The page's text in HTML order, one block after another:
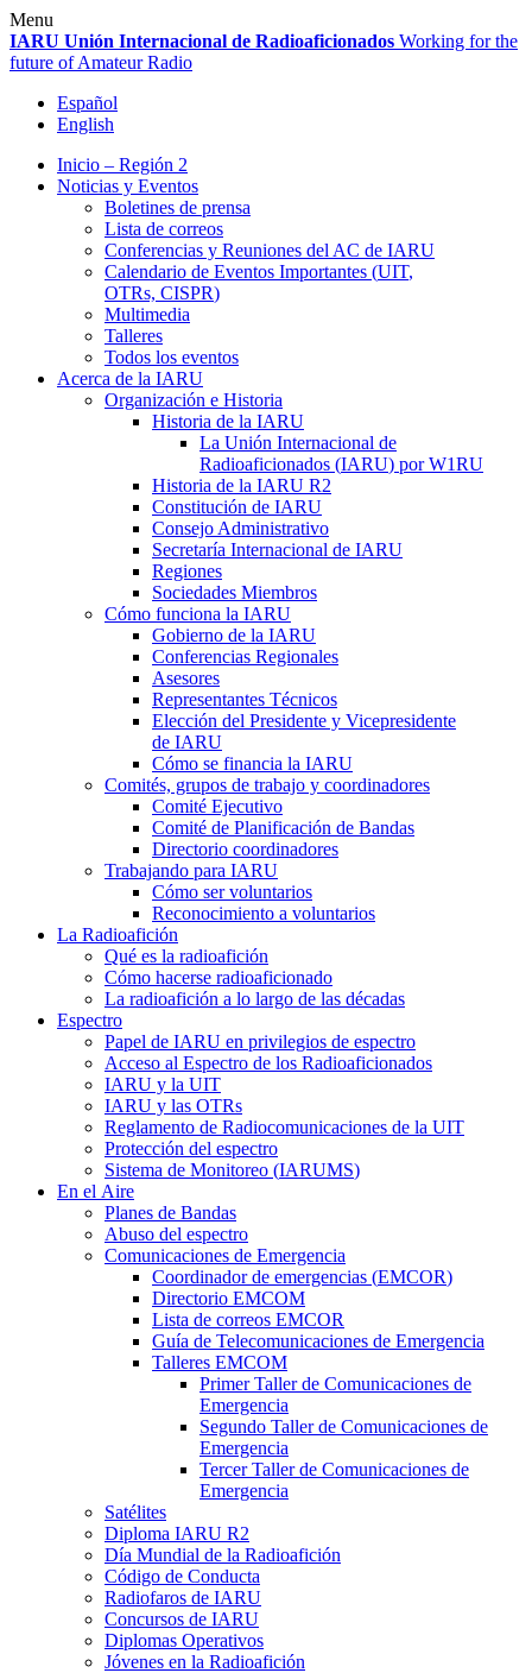
Skip
to
content
Menu
IARU Unión Internacional de Radioaficionados Working for the
future of Amateur Radio
Español
English
Inicio – Región 2
Noticias y Eventos
Boletines de prensa
Lista de correos
Conferencias y Reuniones del AC de IARU
Calendario de Eventos Importantes (UIT,
OTRs, CISPR)
Multimedia
Talleres
Todos los eventos
Acerca de la IARU
Organización e Historia
Historia de la IARU
La Unión Internacional de
Radioaficionados (IARU) porW1RU
Historia de la IARU R2
Constitución de IARU
Consejo Administrativo
Secretaría Internacional de IARU
Regiones
Sociedades Miembros
Cómo funciona la IARU
Gobierno de la IARU
Conferencias Regionales
Asesores
Representantes Técnicos
Elección del Presidente y Vicepresidente
de IARU
Cómo se financia la IARU
Comités, grupos de trabajo y coordinadores
Comité Ejecutivo
Comité de Planificación de Bandas
Directorio coordinadores
Trabajando para IARU
Cómo ser voluntarios
Reconocimiento a voluntarios
La Radioafición
Qué es la radioafición
Cómo hacerse radioaficionado
La radioafición a lo largo de las décadas
Espectro
Papel de IARU en privilegios de espectro
Acceso al Espectro de los Radioaficionados
IARU y la UIT
IARU y las OTRs
Reglamento de Radiocomunicaciones de la UIT
Protección del espectro
Sistema de Monitoreo (IARUMS)
En el Aire
Planes de Bandas
Abuso del espectro
Comunicaciones de Emergencia
Coordinador de emergencias (EMCOR)
Directorio EMCOM
Lista de correos EMCOR
Guía de Telecomunicaciones de Emergencia
Talleres EMCOM
Primer Taller de Comunicaciones de
Emergencia
Segundo Taller de Comunicaciones de
Emergencia
Tercer Taller de Comunicaciones de
Emergencia
Satélites
Diploma IARU R2
Día Mundial de la Radioafición
Código de Conducta
Radiofaros de IARU
Concursos de IARU
Diplomas Operativos
Jóvenes en la Radioafición